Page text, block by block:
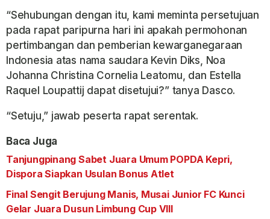
“Sehubungan dengan itu, kami meminta persetujuan
pada rapat paripurna hari ini apakah permohonan
pertimbangan dan pemberian kewarganegaraan
Indonesia atas nama saudara Kevin Diks, Noa
Johanna Christina Cornelia Leatomu, dan Estella
Raquel Loupattij dapat disetujui?” tanya Dasco.
“Setuju,” jawab peserta rapat serentak.
Baca Juga
Tanjungpinang Sabet Juara Umum POPDA Kepri,
Dispora Siapkan Usulan Bonus Atlet
Final Sengit Berujung Manis, Musai Junior FC Kunci
Gelar Juara Dusun Limbung Cup VIII